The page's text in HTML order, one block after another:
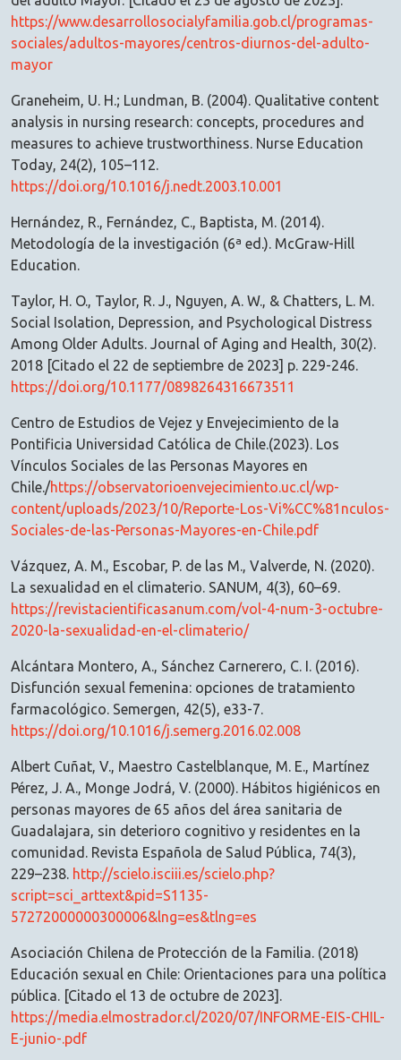
https://www.desarrollosocialyfamilia.gob.cl/programas-
sociales/adultos-mayores/centros-diurnos-del-adulto-
mayor
Graneheim, U. H.; Lundman, B. (2004). Qualitative content
analysis in nursing research: concepts, procedures and
measures to achieve trustworthiness. Nurse Education
Today, 24(2), 105–112.
https://doi.org/10.1016/j.nedt.2003.10.001
Hernández, R., Fernández, C., Baptista, M. (2014).
Metodología de la investigación (6ª ed.). McGraw-Hill
Education.
Taylor, H. O., Taylor, R. J., Nguyen, A. W., & Chatters, L. M.
Social Isolation, Depression, and Psychological Distress
Among Older Adults. Journal of Aging and Health, 30(2).
2018 [Citado el 22 de septiembre de 2023] p. 229-246.
https://doi.org/10.1177/0898264316673511
Centro de Estudios de Vejez y Envejecimiento de la
Pontificia Universidad Católica de Chile.(2023). Los
Vínculos Sociales de las Personas Mayores en
Chile./https://observatorioenvejecimiento.uc.cl/wp-
content/uploads/2023/10/Reporte-Los-Vi%CC%81nculos-
Sociales-de-las-Personas-Mayores-en-Chile.pdf
Vázquez, A. M., Escobar, P. de las M., Valverde, N. (2020).
La sexualidad en el climaterio. SANUM, 4(3), 60–69.
https://revistacientificasanum.com/vol-4-num-3-octubre-
2020-la-sexualidad-en-el-climaterio/
Alcántara Montero, A., Sánchez Carnerero, C. I. (2016).
Disfunción sexual femenina: opciones de tratamiento
farmacológico. Semergen, 42(5), e33-7.
https://doi.org/10.1016/j.semerg.2016.02.008
Albert Cuñat, V., Maestro Castelblanque, M. E., Martínez
Pérez, J. A., Monge Jodrá, V. (2000). Hábitos higiénicos en
personas mayores de 65 años del área sanitaria de
Guadalajara, sin deterioro cognitivo y residentes en la
comunidad. Revista Española de Salud Pública, 74(3),
229–238. http://scielo.isciii.es/scielo.php?
script=sci_arttext&pid=S1135-
57272000000300006&lng=es&tlng=es
Asociación Chilena de Protección de la Familia. (2018)
Educación sexual en Chile: Orientaciones para una política
pública. [Citado el 13 de octubre de 2023].
https://media.elmostrador.cl/2020/07/INFORME-EIS-CHIL-
E-junio-.pdf